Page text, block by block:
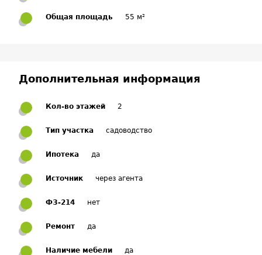
Общая площадь 55 м²
Дополнительная информация
Кол-во этажей 2
Тип участка садоводство
Ипотека да
Источник через агента
ФЗ-214 нет
Ремонт да
Наличие мебели да